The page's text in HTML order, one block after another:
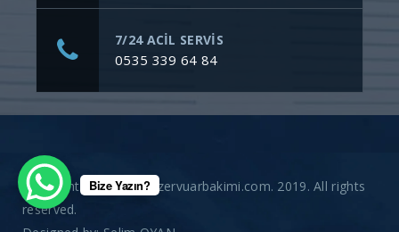
7/24 ACİL SERVİS
0535 339 64 84
Copyright © gommerezervuarbakimi.com. 2019. All rights
reserved.
Bize Yazın?